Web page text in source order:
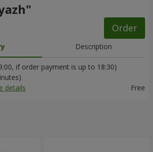
Order
Description
if order payment is up to 18:30)
details Free